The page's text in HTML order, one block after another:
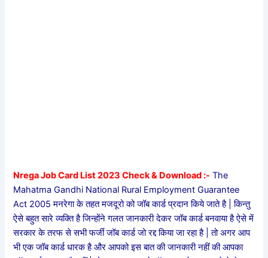
Nrega Job Card List 2023 Check & Download :- The
Mahatma Gandhi National Rural Employment Guarantee
Act 2005 मनरेगा के तहत मजदूरो को जॉब कार्ड प्रदान किये जाते है | किन्तु
ऐसे बहुत सारे व्यक्ति है जिन्होंने गलत जानकारी देकर जॉब कार्ड बनवाया है ऐसे में
सरकार के तरफ से सभी फर्जी जॉब कार्ड जो रद्द किया जा रहा है | तो अगर आप
भी एक जॉब कार्ड धारक है और आपको इस बात की जानकारी नहीं की आपका